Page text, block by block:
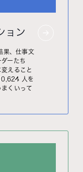
ョン
果、仕事文
ーたち
えること
人を
くいって